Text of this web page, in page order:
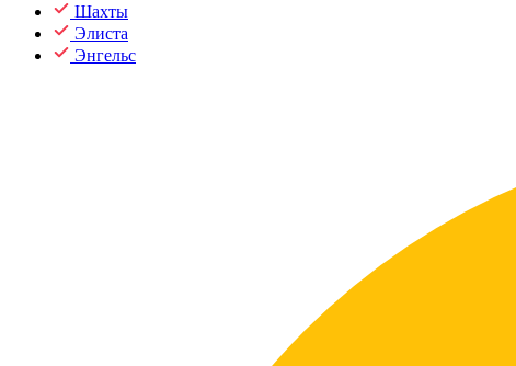
Шахты
Элиста
Энгельс